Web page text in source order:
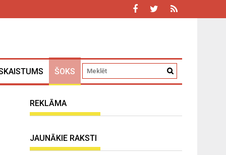
ŠOKS
REKLĀMA
JAUNĀKIE RAKSTI